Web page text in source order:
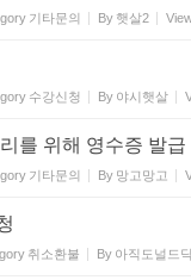
기타문의 By 햇살2
수강신청 By 야시햇살
를 위해 영수증 발
기타문의 By 망고망고
취소환불 By 아직도널드